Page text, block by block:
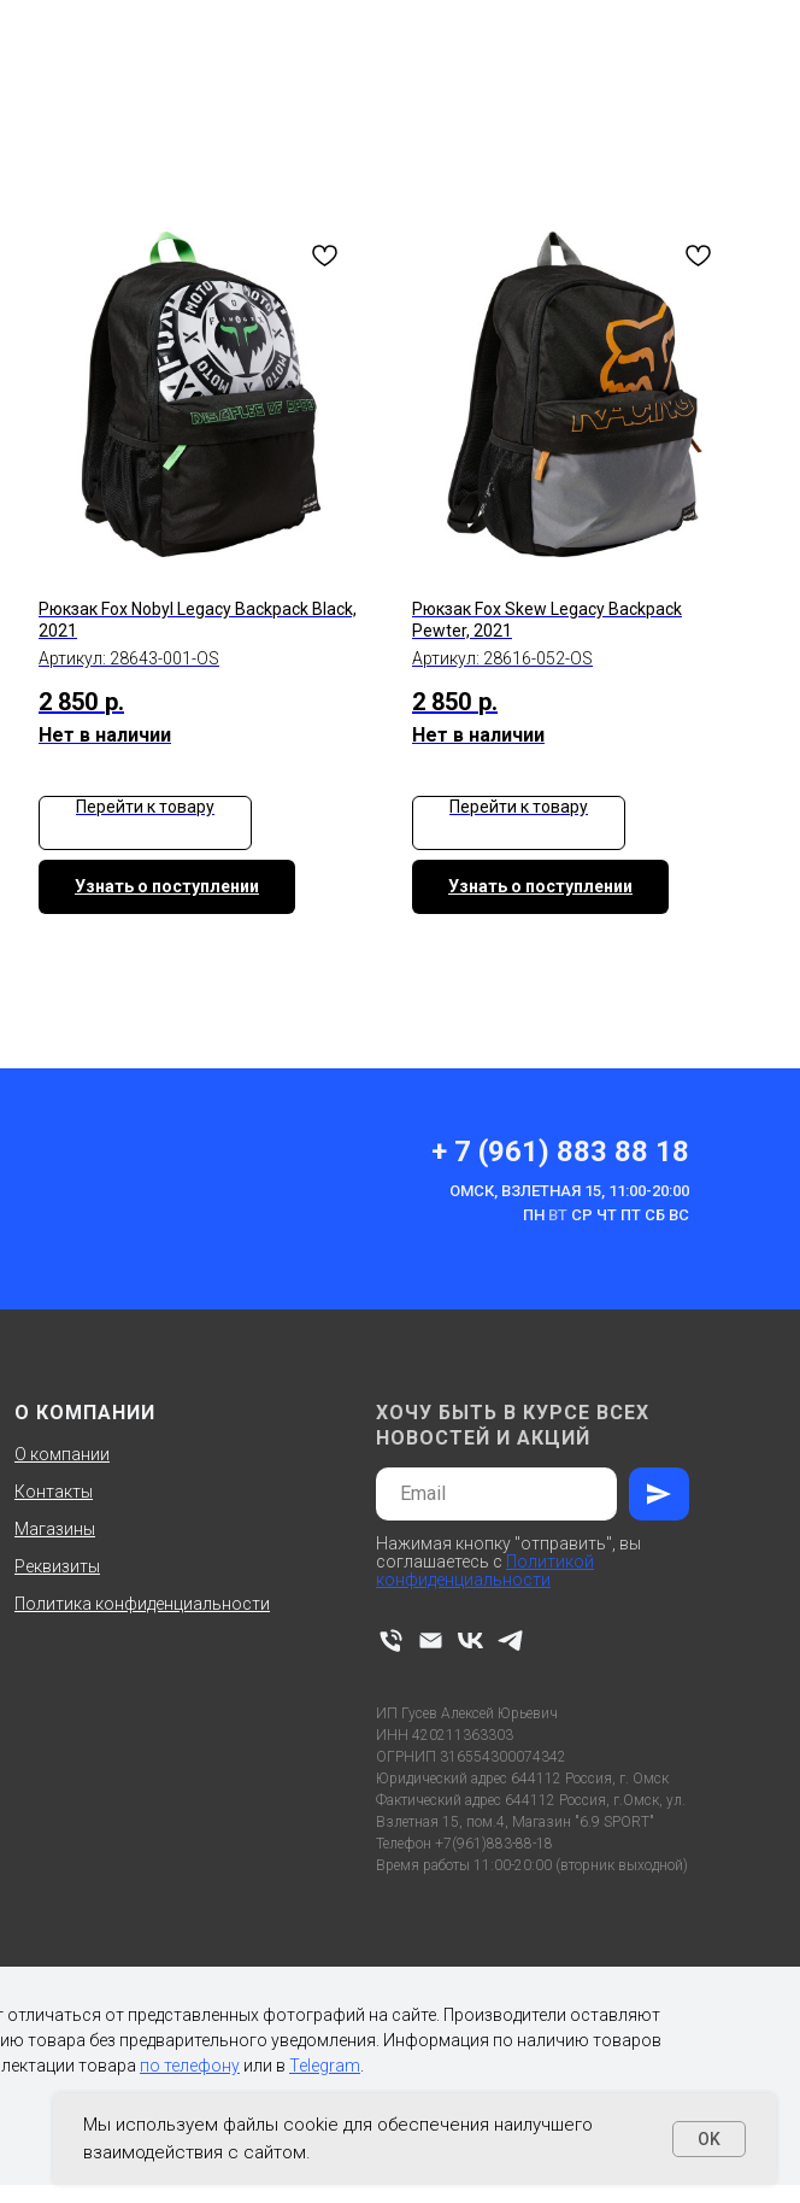
Рюкзак Fox Nobyl Legacy Backpack Black,
2021
Артикул: 28643-001-OS
2 850 р.
Нет в наличии
Перейти к товару
Узнать о поступлении
Рюкзак Fox Skew Legacy Backpack
Pewter, 2021
Артикул: 28616-052-OS
2 850 р.
Нет в наличии
Перейти к товару
Узнать о поступлении
Мы используем файлы cookie для обеспечения наилучшего
взаимодействия с сайтом.
OK
+ 7 (961) 883 88 18
ОМСК, ВЗЛЕТНАЯ 15, 11:00-20:00
ПН ВТ СР ЧТ ПТ СБ ВС
О КОМПАНИИ
О компании
Контакты
Магазины
Реквизиты
Политика конфиденциальности
ХОЧУ БЫТЬ В КУРСЕ ВСЕХ
НОВОСТЕЙ И АКЦИЙ
Нажимая кнопку "отправить", вы
соглашаетесь с Политикой
конфиденциальности
ИП Гусев Алексей Юрьевич
ИНН 420211363303
ОГРНИП 316554300074342
Юридический адрес 644112 Россия, г. Омск
Фактический адрес 644112 Россия, г.Омск, ул.
Взлетная 15, пом.4, Магазин "6.9 SPORT"
Телефон +7(961)883-88-18
Время работы 11:00-20:00 (вторник выходной)
от представленных фотографий на сайте. Производители оставляют
товара без предварительного уведомления. Информация по наличию товаров
товара по телефону или в Telegram